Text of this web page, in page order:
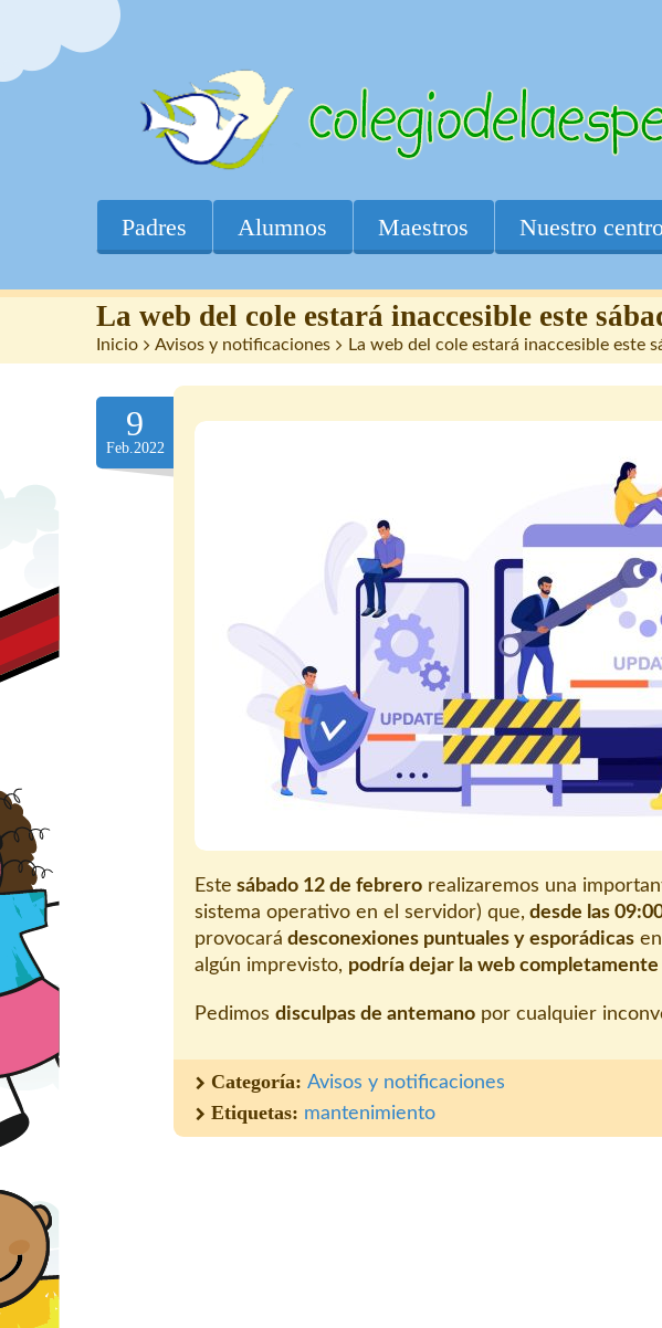
Padres Alumnos Maestros Nuestro
La web del cole estará inaccesible este
Inicio > Avisos y notificaciones > La web del cole estará inaccesible este
9
Feb.2022
Este sábado 12 de febrero realizaremos una
sistema operativo en el servidor) que, desde las
provocará desconexiones puntuales y esporádicas
algún imprevisto, podría dejar la web
Pedimos disculpas de antemano por cualquier
Categoría: Avisos y notificaciones
Etiquetas: mantenimiento